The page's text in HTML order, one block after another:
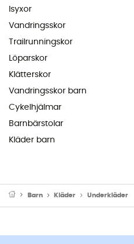
Isyxor
Vandringsskor
Trailrunningskor
Löparskor
Klätterskor
Vandringsskor barn
Cykelhjälmar
Barnbärstolar
Kläder barn
Barn Kläder Underkläder